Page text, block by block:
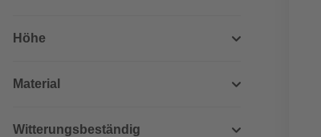
Höhe
Material
Witterungsbeständig